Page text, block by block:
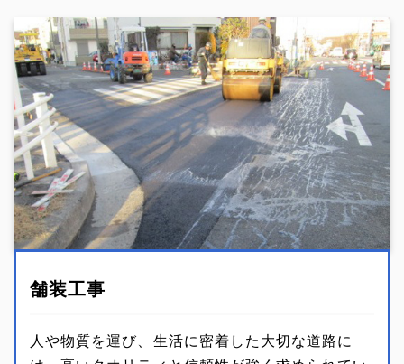
舗装工事
人や物質を運び、生活に密着した大切な道路に